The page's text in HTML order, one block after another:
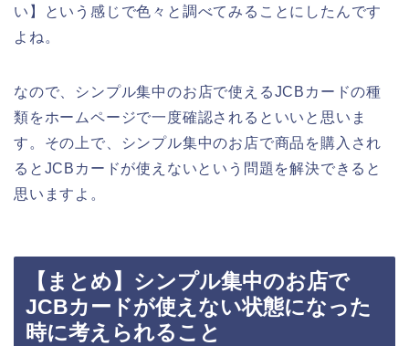
い】という感じで色々と調べてみることにしたんです
よね。
なので、シンプル集中のお店で使えるJCBカードの種
類をホームページで一度確認されるといいと思いま
す。その上で、シンプル集中のお店で商品を購入され
るとJCBカードが使えないという問題を解決できると
思いますよ。
【まとめ】シンプル集中のお店で
JCBカードが使えない状態になった
時に考えられること